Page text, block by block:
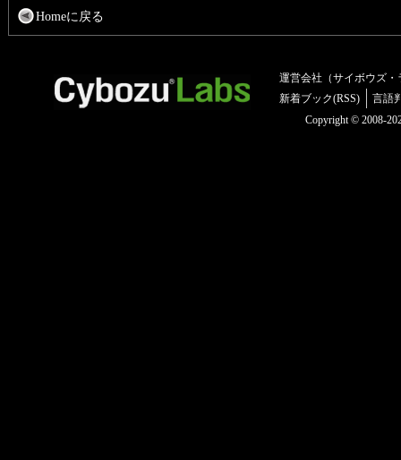
Homeに戻る
運営会社（サイボウズ・
新着ブック(RSS)
言語
Copyright © 2008-